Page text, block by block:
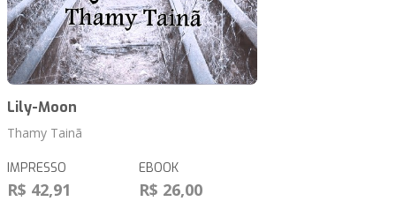
Lily-Moon
Thamy Tainã
IMPRESSO
R$ 42,91
EBOOK
R$ 26,00